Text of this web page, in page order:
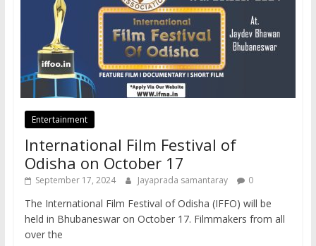
Entertainment
International Film Festival of
Odisha on October 17
September 17, 2024 Jayaprada samantaray 0
The International Film Festival of Odisha (IFFO) will be
held in Bhubaneswar on October 17. Filmmakers from all
over the